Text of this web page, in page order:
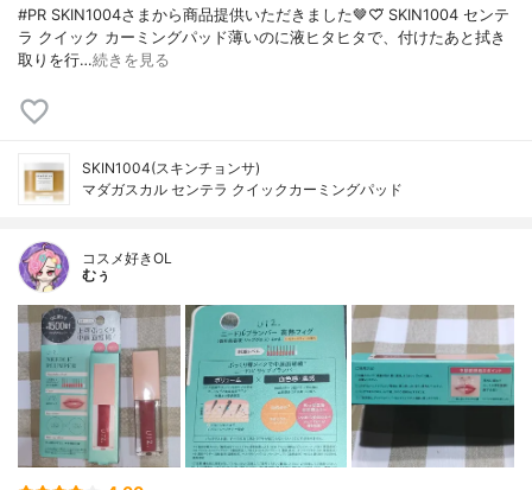
#PR SKIN1004さまから商品提供いただきました🤎♡⃛ SKIN1004 センテ
ラ クイック カーミングパッド薄いのに液ヒタヒタで、付けたあと拭き
取りを行…続きを見る
SKIN1004(スキンチョンサ)
マダガスカル センテラ クイックカーミングパッド
コスメ好きOL
むぅ